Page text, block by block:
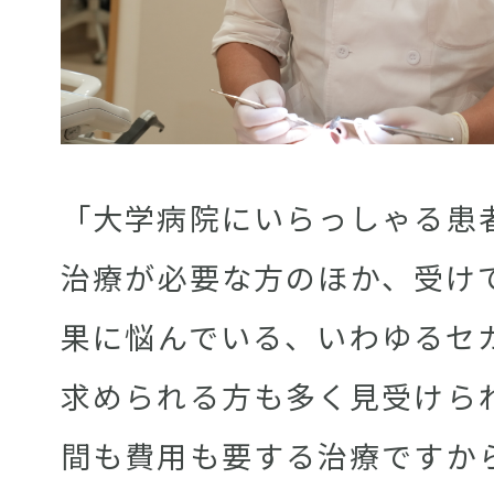
「大学病院にいらっしゃる
治療が必要な方のほか、受け
果に悩んでいる、いわゆるセ
求められる方も多く見受けら
間も費用も要する治療ですか